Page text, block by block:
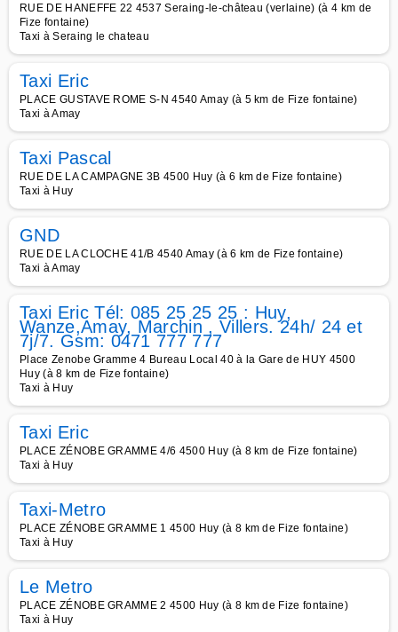
RUE DE HANEFFE 22 4537 Seraing-le-château (verlaine) (à 4 km de
Fize fontaine)
Taxi à Seraing le chateau
Taxi Eric
PLACE GUSTAVE ROME S-N 4540 Amay (à 5 km de Fize fontaine)
Taxi à Amay
Taxi Pascal
RUE DE LA CAMPAGNE 3B 4500 Huy (à 6 km de Fize fontaine)
Taxi à Huy
GND
RUE DE LA CLOCHE 41/B 4540 Amay (à 6 km de Fize fontaine)
Taxi à Amay
Taxi Eric Tél: 085 25 25 25 : Huy,
Wanze,Amay, Marchin , Villers. 24h/ 24 et
7j/7. Gsm: 0471 777 777
Place Zenobe Gramme 4 Bureau Local 40 à la Gare de HUY 4500
Huy (à 8 km de Fize fontaine)
Taxi à Huy
Taxi Eric
PLACE ZÉNOBE GRAMME 4/6 4500 Huy (à 8 km de Fize fontaine)
Taxi à Huy
Taxi-Metro
PLACE ZÉNOBE GRAMME 1 4500 Huy (à 8 km de Fize fontaine)
Taxi à Huy
Le Metro
PLACE ZÉNOBE GRAMME 2 4500 Huy (à 8 km de Fize fontaine)
Taxi à Huy